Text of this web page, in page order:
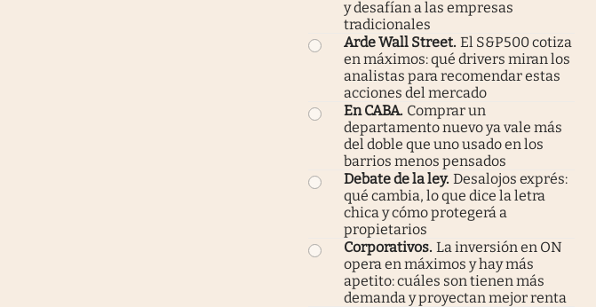
y desafían a las empresas
tradicionales
Arde Wall Street. El S&P500 cotiza
en máximos: qué drivers miran los
analistas para recomendar estas
acciones del mercado
En CABA. Comprar un
departamento nuevo ya vale más
del doble que uno usado en los
barrios menos pensados
Debate de la ley. Desalojos exprés:
qué cambia, lo que dice la letra
chica y cómo protegerá a
propietarios
Corporativos. La inversión en ON
opera en máximos y hay más
apetito: cuáles son tienen más
demanda y proyectan mejor renta